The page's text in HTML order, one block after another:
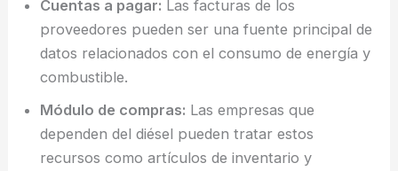
Cuentas a pagar: Las facturas de los
proveedores pueden ser una fuente principal de
datos relacionados con el consumo de energía y
combustible.
Módulo de compras: Las empresas que
dependen del diésel pueden tratar estos
recursos como artículos de inventario y